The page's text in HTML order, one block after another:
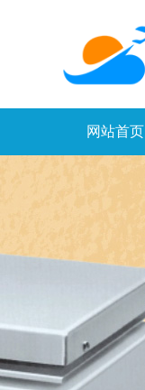
网站首页